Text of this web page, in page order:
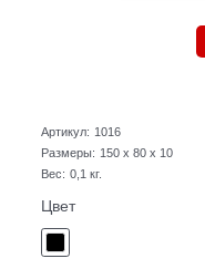
Артикул: 1016
Размеры: 150 x 80 x 10
Вес: 0,1 кг.
Цвет